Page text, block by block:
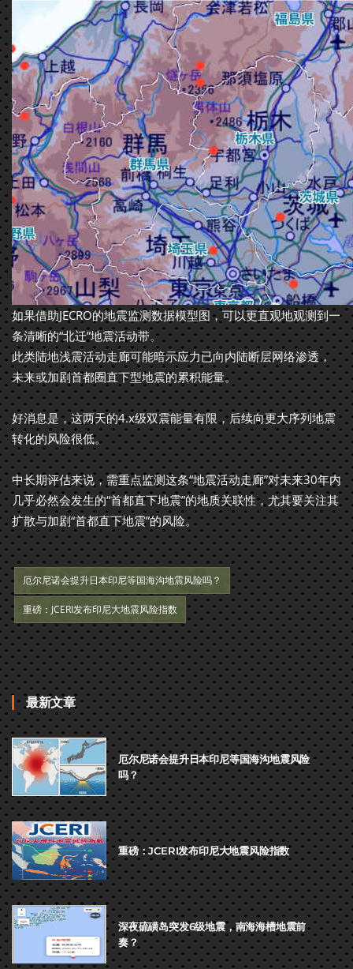
如果借助JECRO的地震监测数据模型图，可以更直观地观测到一
条清晰的“北迁”地震活动带。
此类陆地浅震活动走廊可能暗示应力已向内陆断层网络渗透，
未来或加剧首都圈直下型地震的累积能量。
好消息是，这两天的4.x级双震能量有限，后续向更大序列地震
转化的风险很低。
中长期评估来说，需重点监测这条“地震活动走廊”对未来30年内
几乎必然会发生的“首都直下地震”的地质关联性，尤其要关注其
扩散与加剧“首都直下地震”的风险。
厄尔尼诺会提升日本印尼等国海沟地震风险吗？
重磅：JCERI发布印尼大地震风险指数
最新文章
厄尔尼诺会提升日本印尼等国海沟地震风险
吗？
重磅：JCERI发布印尼大地震风险指数
深夜硫磺岛突发6级地震，南海海槽地震前
奏？